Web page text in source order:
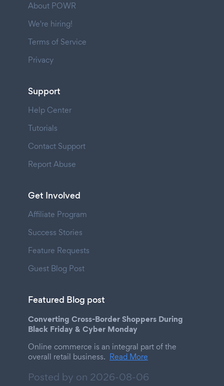
About POWR
We're hiring!
Terms of Service
Privacy
Support
Help Center
Tutorials
Contact Support
Report Abuse
Get Involved
Affiliate Program
Success Stories
Feature Requests
Guest Blog Post
Featured Blog post
Converting Cross-Border Shoppers During
Black Friday & Cyber Monday
Online commerce is an integral part of the
overall retail business. Read More
Posted by on 2026-08-06